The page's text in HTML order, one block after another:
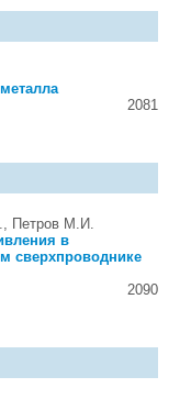
2081
Петров М.И.
в
сверхпроводнике
2090